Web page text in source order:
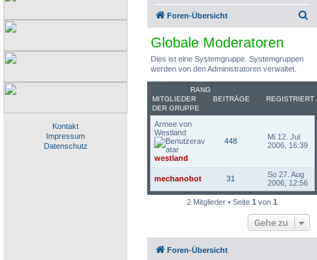
Kontakt
Impressum
Datenschutz
Foren-Übersicht
e
Globale Moderatoren
Dies ist eine Systemgruppe. Systemgruppen
werden von den Administratoren verwaltet.
RANG
MITGLIEDER
DER GRUPPE
BEITRÄGE REGISTRIERT
Armee von
Westland
westland
448
Mi 12. Jul
2006, 16:39
mechanobot 31
So 27. Aug
2006, 12:56
2 Mitglieder • Seite 1 von 1
Gehe zu
Foren-Übersicht